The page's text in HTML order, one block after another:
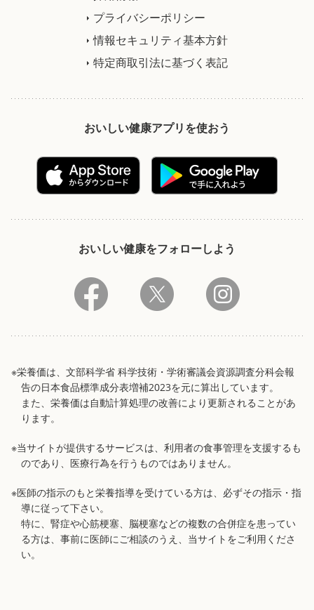
プライバシーポリシー
情報セキュリティ基本方針
特定商取引法に基づく表記
おいしい健康アプリを使おう
おいしい健康をフォローしよう
※栄養価は、文部科学省 科学技術・学術審議会資源調査分科会報
告の日本食品標準成分表増補2023を元に算出しています。
また、栄養価は自動計算処理の改善により更新されることがあ
ります。
※当サイトが提供するサービスは、利用者の食事管理を支援するも
のであり、医療行為を行うものではありません。
※医師の指示のもと栄養指導を受けている方は、必ずその指示・指
導に従って下さい。
特に、腎症や心筋梗塞、脳梗塞などの複数の合併症を患ってい
る方は、事前に医師にご相談のうえ、当サイトをご利用くださ
い。